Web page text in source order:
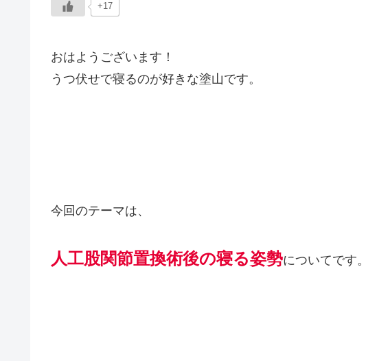
+17
おはようございます！
うつ伏せで寝るのが好きな塗山です。
今回のテーマは、
人工股関節置換術後の寝る姿勢についてです。